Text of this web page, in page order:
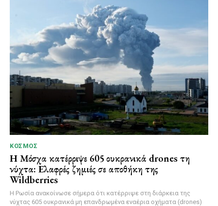
ΚΌΣΜΟΣ
Η Μόσχα κατέρριψε 605 ουκρανικά drones τη
νύχτα: Ελαφρές ζημιές σε αποθήκη της
Wildberries
Η Ρωσία ανακοίνωσε σήμερα ότι κατέρριψε στη διάρκεια της
νύχτας 605 ουκρανικά μη επανδρωμένα εναέρια οχήματα (drones)